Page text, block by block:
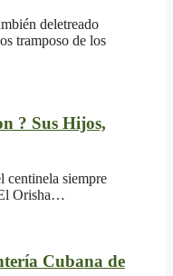
deletreado
tramposo de los
? Sus Hijos,
centinela siempre
Orisha…
Cubana de